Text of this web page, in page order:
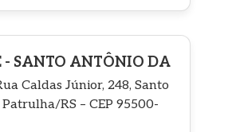
- SANTO ANTÔNIO DA
Caldas Júnior, 248, Santo
RS – CEP 95500-